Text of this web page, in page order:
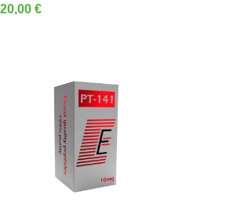
Preis
20,00 €